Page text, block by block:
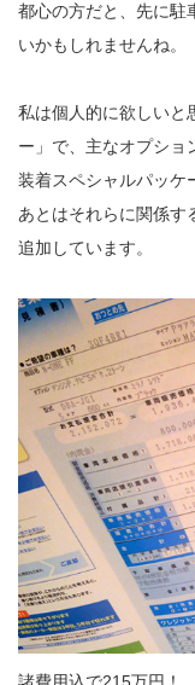
都心の方だと、先に駐
いかもしれませんね。
私は個人的に欲しいと
ー」で、主なオプショ
装着スペシャルパッケ
あとはそれらに関係す
追加しています。